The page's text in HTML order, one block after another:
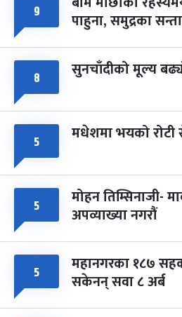
८ फागुपूर्णिमा
चैत्र ८, २०८३-Mar 22, 2027
९ पाहुना, समुद्रका
८ सुनचाँदीको मूल्य
५ मधेशमा भयको रोटी
५ मोहन तिम्सिनाजी-
अपव्याख्या नगरौं
५ महानगरका १८७
सकेनन् सवा ८ अर्ब